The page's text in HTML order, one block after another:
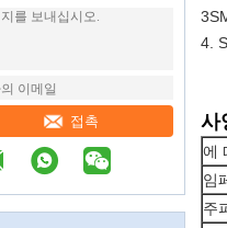
접촉
4.
사
에
임
주